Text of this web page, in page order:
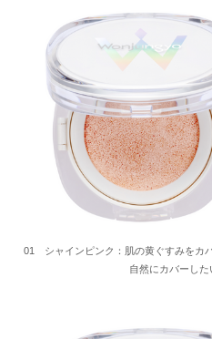
01 シャインピンク：肌の黄ぐすみをカ
自然にカバーした